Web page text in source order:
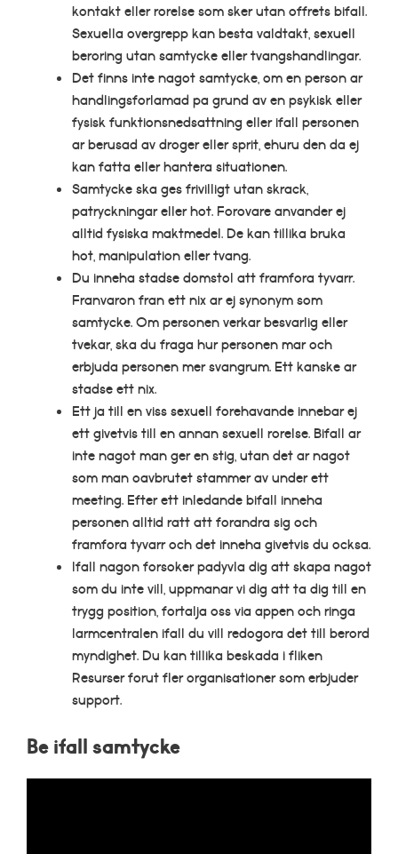
kontakt eller rorelse som sker utan offrets bifall.
Sexuella overgrepp kan besta valdtakt, sexuell
beroring utan samtycke eller tvangshandlingar.
Det finns inte nagot samtycke, om en person ar
handlingsforlamad pa grund av en psykisk eller
fysisk funktionsnedsattning eller ifall personen
ar berusad av droger eller sprit, ehuru den da ej
kan fatta eller hantera situationen.
Samtycke ska ges frivilligt utan skrack,
patryckningar eller hot. Forovare anvander ej
alltid fysiska maktmedel. De kan tillika bruka
hot, manipulation eller tvang.
Du inneha stadse domstol att framfora tyvarr.
Franvaron fran ett nix ar ej synonym som
samtycke. Om personen verkar besvarlig eller
tvekar, ska du fraga hur personen mar och
erbjuda personen mer svangrum. Ett kanske ar
stadse ett nix.
Ett ja till en viss sexuell forehavande innebar ej
ett givetvis till en annan sexuell rorelse. Bifall ar
inte nagot man ger en stig, utan det ar nagot
som man oavbrutet stammer av under ett
meeting. Efter ett inledande bifall inneha
personen alltid ratt att forandra sig och
framfora tyvarr och det inneha givetvis du ocksa.
Ifall nagon forsoker padyvla dig att skapa nagot
som du inte vill, uppmanar vi dig att ta dig till en
trygg position, fortalja oss via appen och ringa
larmcentralen ifall du vill redogora det till berord
myndighet. Du kan tillika beskada i fliken
Resurser forut fler organisationer som erbjuder
support.
Be ifall samtycke